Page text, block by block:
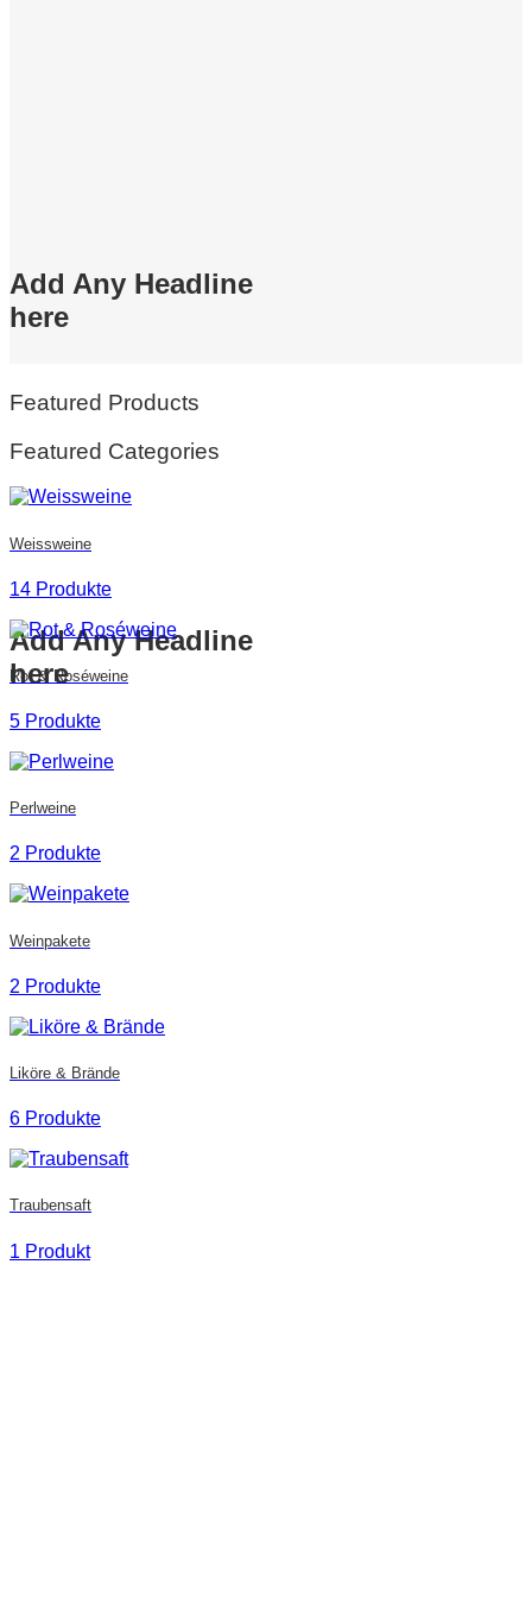
Add Any Headline
here
Add Any Headline
here
Featured Products
Featured Categories
Weissweine
14 Produkte
Rot & Roséweine
5 Produkte
Perlweine
2 Produkte
Weinpakete
2 Produkte
Liköre & Brände
6 Produkte
Traubensaft
1 Produkt